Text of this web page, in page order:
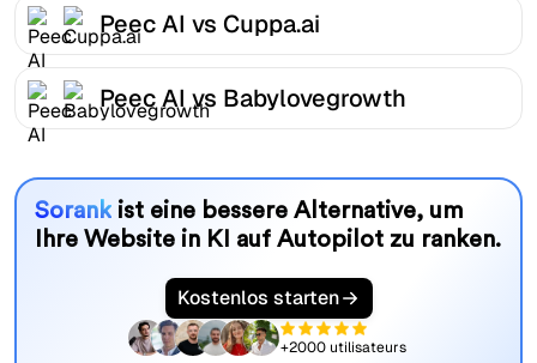
Peec AI vs Cuppa.ai
Peec AI vs Babylovegrowth
Sorankist eine bessere Alternative, um
Ihre Website in KI auf Autopilot zu ranken.
Kostenlos starten
+2000 utilisateurs